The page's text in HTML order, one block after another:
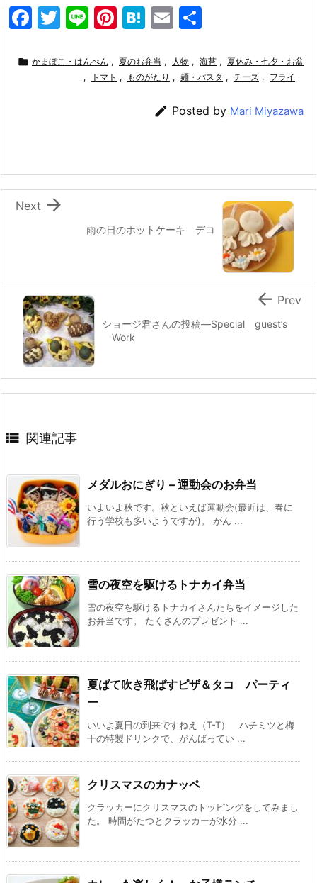
F
c
k
T
itt
Li
e
Pi
er
e
H
e
n
a
E
ai
l
 かまぼこ・はんぺん , 夏のお弁当 , 人物 , 海苔 , 夏休み・七夕・お盆
,
トマト , ものがたり , 麺・パスタ , チーズ , フライ
 Posted by Mari Miyazawa
雨の日のホットケーキ デコ

Next
ショージ君さんの投稿—Special guest’s
Work
 Prev
 関連記事
メダルおにぎり – 運動会のお弁当
いよいよ秋です。秋といえば運動会(最近は、春に
行う学校も多いようですが)。 がん ...
雪の夜空を駆けるトナカイ弁当
雪の夜空を駆けるトナカイさんたちをイメージした
お弁当です。 たくさんのプレゼント ...
夏ばて吹き飛ばすピザ＆タコ パーティ
ー
いいよ夏日の到来ですねえ（T-T） ハチミツと梅
干の特製ドリンクで、がんばってい ...
クリスマスのカナッペ
クラッカーにクリスマスのトッピングをしてみまし
た。 時間がたつとクラッカーが水分 ...